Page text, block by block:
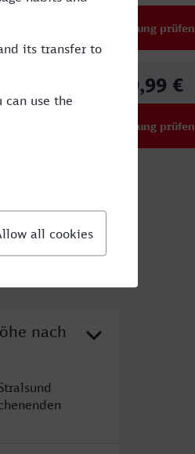
Verbindung prüfen
49,99 €
Verbindung prüfen
nach